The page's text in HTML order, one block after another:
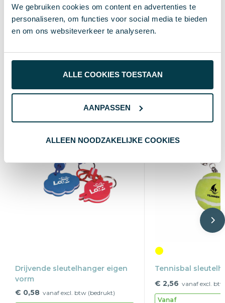
We gebruiken cookies om content en advertenties te
personaliseren, om functies voor social media te bieden
en om ons websiteverkeer te analyseren.
ALLE COOKIES TOESTAAN
AANPASSEN
ALLEEN NOODZAKELIJKE COOKIES
Breedte 60 cm
Lengte 2 cm
Verpakking polybag
Wat anderen bekijken
Drijvende sleutelhanger eigen
vorm
€ 0,58 vanaf excl. btw (bedrukt)
Tennisbal
€ 2,56 vanaf excl.
Vanaf